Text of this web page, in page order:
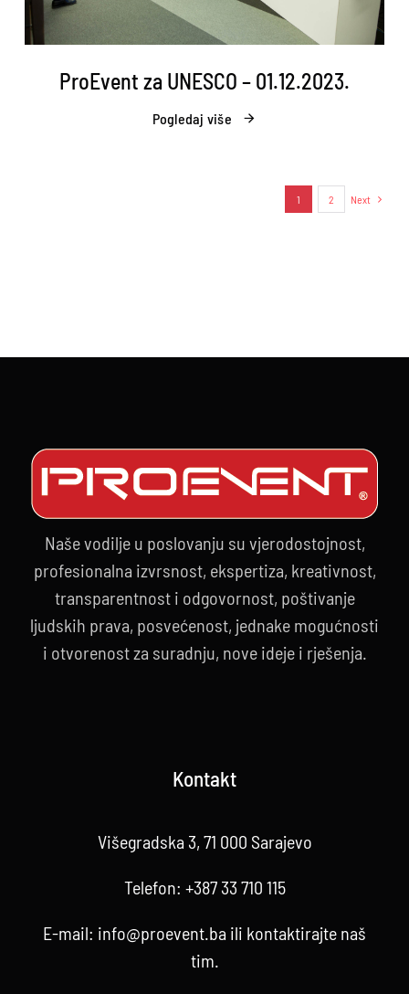
ProEvent za UNESCO – 01.12.2023.
Pogledaj više
1 2 Next
Naše vodilje u poslovanju su vjerodostojnost,
profesionalna izvrsnost, ekspertiza, kreativnost,
transparentnost i odgovornost, poštivanje
ljudskih prava, posvećenost, jednake mogućnosti
i otvorenost za suradnju, nove ideje i rješenja.
Kontakt
Višegradska 3, 71 000 Sarajevo
Telefon: +387 33 710 115
E-mail: info@proevent.ba ili kontaktirajte naš
tim.